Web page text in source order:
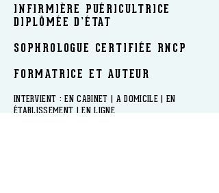
INFIRMIÈRE PUÉRICULTRICE
DIPLÔMÉE D’ÉTAT
SOPHROLOGUE CERTIFIÉE RNCP
FORMATRICE ET AUTEUR
​INTERVIENT : EN CABINET | A DOMICILE | EN
ÉTABLISSEMENT | EN LIGNE